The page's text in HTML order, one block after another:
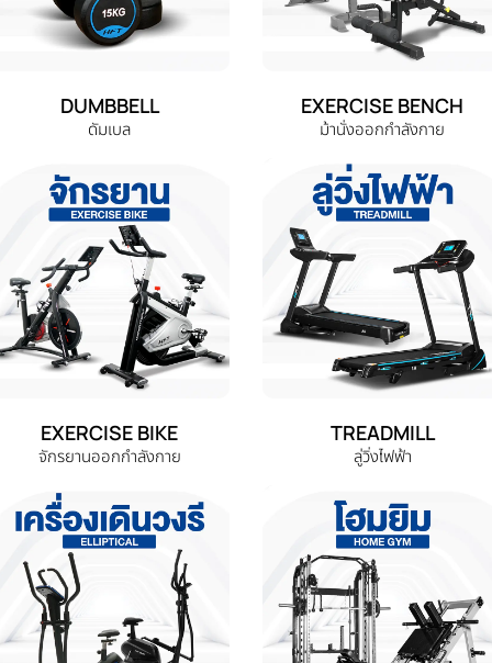
DUMBBELL
ดัมเบล
EXERCISE BENCH
ม้านั่งออกกำลังกาย
EXERCISE BIKE
จักรยานออกกำลังกาย
TREADMILL
ลู่วิ่งไฟฟ้า